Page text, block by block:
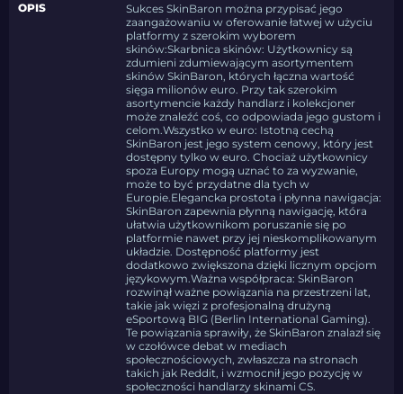
OPIS
Sukces SkinBaron można przypisać jego
zaangażowaniu w oferowanie łatwej w użyciu
platformy z szerokim wyborem
skinów:Skarbnica skinów: Użytkownicy są
zdumieni zdumiewającym asortymentem
skinów SkinBaron, których łączna wartość
sięga milionów euro. Przy tak szerokim
asortymencie każdy handlarz i kolekcjoner
może znaleźć coś, co odpowiada jego gustom i
celom.Wszystko w euro: Istotną cechą
SkinBaron jest jego system cenowy, który jest
dostępny tylko w euro. Chociaż użytkownicy
spoza Europy mogą uznać to za wyzwanie,
może to być przydatne dla tych w
Europie.Elegancka prostota i płynna nawigacja:
SkinBaron zapewnia płynną nawigację, która
ułatwia użytkownikom poruszanie się po
platformie nawet przy jej nieskomplikowanym
układzie. Dostępność platformy jest
dodatkowo zwiększona dzięki licznym opcjom
językowym.Ważna współpraca: SkinBaron
rozwinął ważne powiązania na przestrzeni lat,
takie jak więzi z profesjonalną drużyną
eSportową BIG (Berlin International Gaming).
Te powiązania sprawiły, że SkinBaron znalazł się
w czołówce debat w mediach
społecznościowych, zwłaszcza na stronach
takich jak Reddit, i wzmocnił jego pozycję w
społeczności handlarzy skinami CS.